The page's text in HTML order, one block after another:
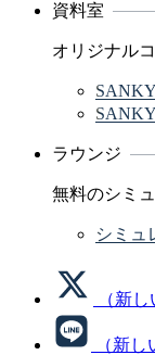
資料室
オリジナル
ラウンジ
無料のシミ
シミュ
（新
（新